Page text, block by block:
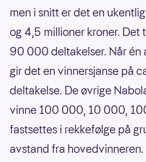
men i snitt er det en
og 4,5 millioner kroner.
90 000 deltakelser. Når én
gir det en vinnersjanse på
deltakelse. De øvrige
vinne 100 000, 10 000,
fastsettes i rekkefølge på
avstand fra